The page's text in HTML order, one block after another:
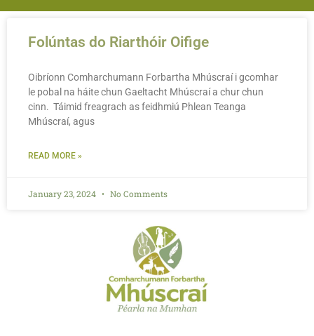
Folúntas do Riarthóir Oifige
Oibríonn Comharchumann Forbartha Mhúscraí i gcomhar
le pobal na háite chun Gaeltacht Mhúscraí a chur chun
cinn. Táimid freagrach as feidhmiú Phlean Teanga
Mhúscraí, agus
READ MORE »
January 23, 2024 No Comments